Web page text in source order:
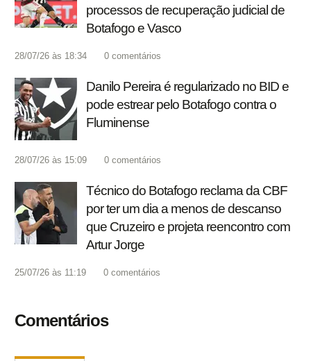
processos de recuperação judicial de
Botafogo e Vasco
28/07/26 às 18:34 0 comentários
Danilo Pereira é regularizado no BID e
pode estrear pelo Botafogo contra o
Fluminense
28/07/26 às 15:09 0 comentários
Técnico do Botafogo reclama da CBF
por ter um dia a menos de descanso
que Cruzeiro e projeta reencontro com
Artur Jorge
25/07/26 às 11:19 0 comentários
Comentários